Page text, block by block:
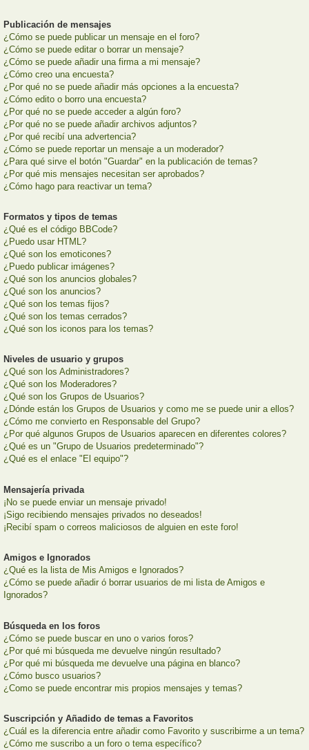
Publicación de mensajes
¿Cómo se puede publicar un mensaje en el foro?
¿Cómo se puede editar o borrar un mensaje?
¿Cómo se puede añadir una firma a mi mensaje?
¿Cómo creo una encuesta?
¿Por qué no se puede añadir más opciones a la encuesta?
¿Cómo edito o borro una encuesta?
¿Por qué no se puede acceder a algún foro?
¿Por qué no se puede añadir archivos adjuntos?
¿Por qué recibí una advertencia?
¿Cómo se puede reportar un mensaje a un moderador?
¿Para qué sirve el botón "Guardar" en la publicación de temas?
¿Por qué mis mensajes necesitan ser aprobados?
¿Cómo hago para reactivar un tema?
Formatos y tipos de temas
¿Qué es el código BBCode?
¿Puedo usar HTML?
¿Qué son los emoticones?
¿Puedo publicar imágenes?
¿Qué son los anuncios globales?
¿Qué son los anuncios?
¿Qué son los temas fijos?
¿Qué son los temas cerrados?
¿Qué son los iconos para los temas?
Niveles de usuario y grupos
¿Qué son los Administradores?
¿Qué son los Moderadores?
¿Qué son los Grupos de Usuarios?
¿Dónde están los Grupos de Usuarios y como me se puede unir a ellos?
¿Cómo me convierto en Responsable del Grupo?
¿Por qué algunos Grupos de Usuarios aparecen en diferentes colores?
¿Qué es un "Grupo de Usuarios predeterminado"?
¿Qué es el enlace "El equipo"?
Mensajería privada
¡No se puede enviar un mensaje privado!
¡Sigo recibiendo mensajes privados no deseados!
¡Recibí spam o correos maliciosos de alguien en este foro!
Amigos e Ignorados
¿Qué es la lista de Mis Amigos e Ignorados?
¿Cómo se puede añadir ó borrar usuarios de mi lista de Amigos e
Ignorados?
Búsqueda en los foros
¿Cómo se puede buscar en uno o varios foros?
¿Por qué mi búsqueda me devuelve ningún resultado?
¿Por qué mi búsqueda me devuelve una página en blanco?
¿Cómo busco usuarios?
¿Como se puede encontrar mis propios mensajes y temas?
Suscripción y Añadido de temas a Favoritos
¿Cuál es la diferencia entre añadir como Favorito y suscribirme a un tema?
¿Cómo me suscribo a un foro o tema específico?